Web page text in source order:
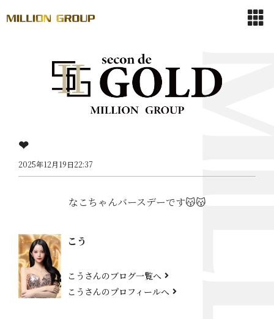
❤︎
2025年12月19日22:37
なこちゃんバースデーです😽😽
こう
こうさんのブログ一覧へ
こうさんのプロフィールへ